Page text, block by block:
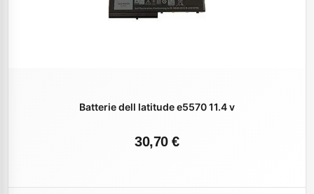
Batterie dell latitude e5570 11.4 v
30,70 €